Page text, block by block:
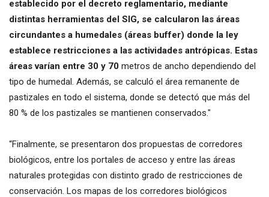
establecido por el decreto reglamentario, mediante
distintas herramientas del SIG, se calcularon las áreas
circundantes a humedales (áreas buffer) donde la ley
establece restricciones a las actividades antrópicas. Estas
áreas varían entre 30 y 70 metros de ancho dependiendo del
tipo de humedal. Además, se calculó el área remanente de
pastizales en todo el sistema, donde se detectó que más del
80 % de los pastizales se mantienen conservados."
“Finalmente, se presentaron dos propuestas de corredores
biológicos, entre los portales de acceso y entre las áreas
naturales protegidas con distinto grado de restricciones de
conservación. Los mapas de los corredores biológicos